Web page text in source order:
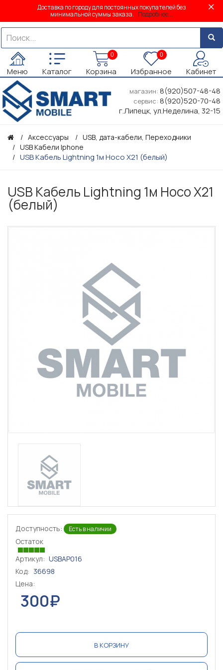
Доставка по городу для постоянных покупателей без
минимальной суммы заказа. Подробнее...
Меню Каталог
0
Корзина
0
Избранное Кабинет
магазин: 8(920)507-48-48
сервис: 8(920)520-70-48
г.Липецк, ул.Неделина, 32-15
Аксессуары
USB, дата-кабели, Переходники
USB Кабели Iphone
USB Кабель Lightning 1м Hoco X21 (белый)
USB Кабель Lightning 1м Hoco X21
(белый)
Доступность: Есть в наличии
Остаток
Артикул: USBAP016
Код: 36698
Цена:
300₽
В КОРЗИНУ